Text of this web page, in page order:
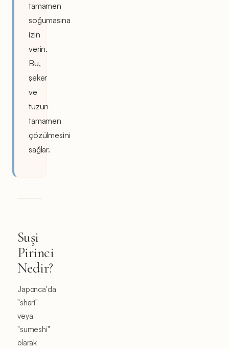
tamamen
soğumasına
izin
verin.
Bu,
şeker
ve
tuzun
tamamen
çözülmesini
sağlar.
Suşi
Pirinci
Nedir?
Japonca'da
"shari"
veya
"sumeshi"
olarak